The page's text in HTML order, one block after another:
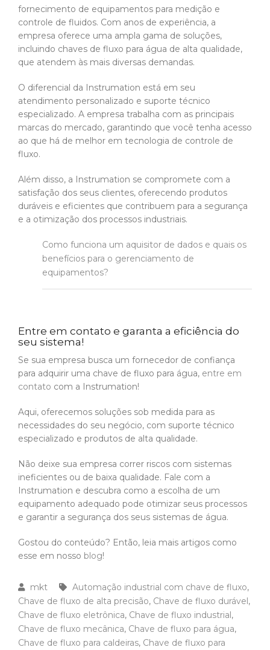
fornecimento de equipamentos para medição e
controle de fluidos. Com anos de experiência, a
empresa oferece uma ampla gama de soluções,
incluindo chaves de fluxo para água de alta qualidade,
que atendem às mais diversas demandas.
O diferencial da Instrumation está em seu
atendimento personalizado e suporte técnico
especializado. A empresa trabalha com as principais
marcas do mercado, garantindo que você tenha acesso
ao que há de melhor em tecnologia de controle de
fluxo.
Além disso, a Instrumation se compromete com a
satisfação dos seus clientes, oferecendo produtos
duráveis e eficientes que contribuem para a segurança
e a otimização dos processos industriais.
Como funciona um aquisitor de dados e quais os
benefícios para o gerenciamento de
equipamentos?
Entre em contato e garanta a eficiência do
seu sistema!
Se sua empresa busca um fornecedor de confiança
para adquirir uma chave de fluxo para água, entre em
contato com a Instrumation!
Aqui, oferecemos soluções sob medida para as
necessidades do seu negócio, com suporte técnico
especializado e produtos de alta qualidade.
Não deixe sua empresa correr riscos com sistemas
ineficientes ou de baixa qualidade. Fale com a
Instrumation e descubra como a escolha de um
equipamento adequado pode otimizar seus processos
e garantir a segurança dos seus sistemas de água.
Gostou do conteúdo? Então, leia mais artigos como
esse em nosso blog!
mkt Automação industrial com chave de fluxo,
Chave de fluxo de alta precisão, Chave de fluxo durável,
Chave de fluxo eletrônica, Chave de fluxo industrial,
Chave de fluxo mecânica, Chave de fluxo para água,
Chave de fluxo para caldeiras, Chave de fluxo para